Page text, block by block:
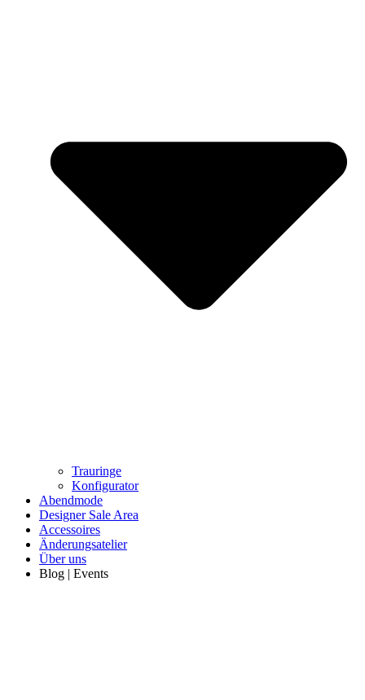
Trauringe
Konfigurator
Abendmode
Designer Sale Area
Accessoires
Änderungsatelier
Über uns
Blog | Events